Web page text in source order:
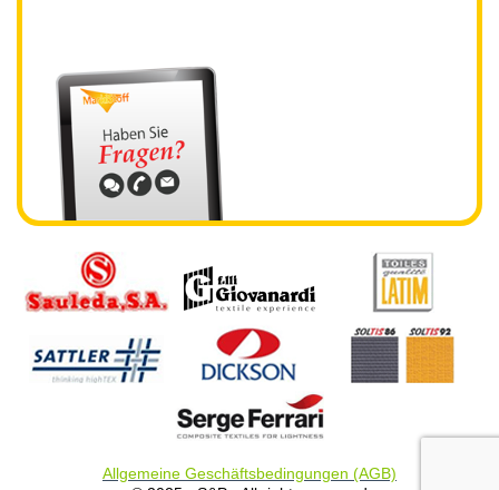
Allgemeine Geschäftsbedingungen (AGB)